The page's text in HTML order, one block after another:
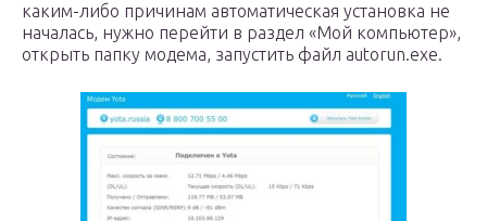
каким-либо причинам автоматическая установка не
началась, нужно перейти в раздел «Мой компьютер»,
открыть папку модема, запустить файл autorun.exe.